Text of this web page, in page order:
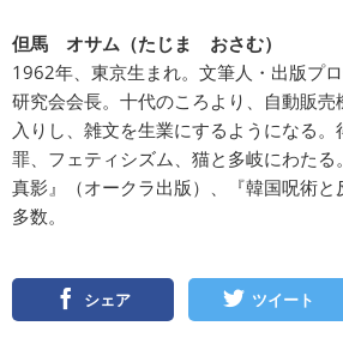
但馬 オサム（たじま おさむ）
1962年、東京生まれ。文筆人・出版プ
研究会会長。十代のころより、自動販売
入りし、雑文を生業にするようになる
罪、フェティシズム、猫と多岐にわた
真影』（オークラ出版）、『韓国呪術
多数。
シェア ツイート